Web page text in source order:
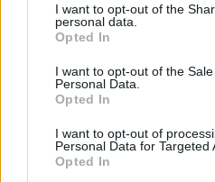
I want to opt-out of the
personal data.
Opted In
I want to opt-out of the
Personal Data.
Opted In
I want to opt-out of
Personal Data for Targeted
Opted In